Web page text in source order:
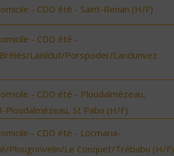
- CDD été - Saint-Renan (H/F)
- CDD été -
Lanildut/Porspoder/Landunvez
- CDD été - Ploudalmézeau,
Ploudalmézeau, St Pabu (H/F)
- CDD été - Locmaria-
Plougonvelin/Le Conquet/Trébabu (H/F)